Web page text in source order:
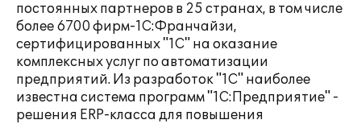
постоянных партнеров в 25 странах, в том числе
более 6700 фирм-1С:Франчайзи,
сертифицированных "1С" на оказание
комплексных услуг по автоматизации
предприятий. Из разработок "1С" наиболее
известна система программ "1С:Предприятие" -
решения ERP-класса для повышения